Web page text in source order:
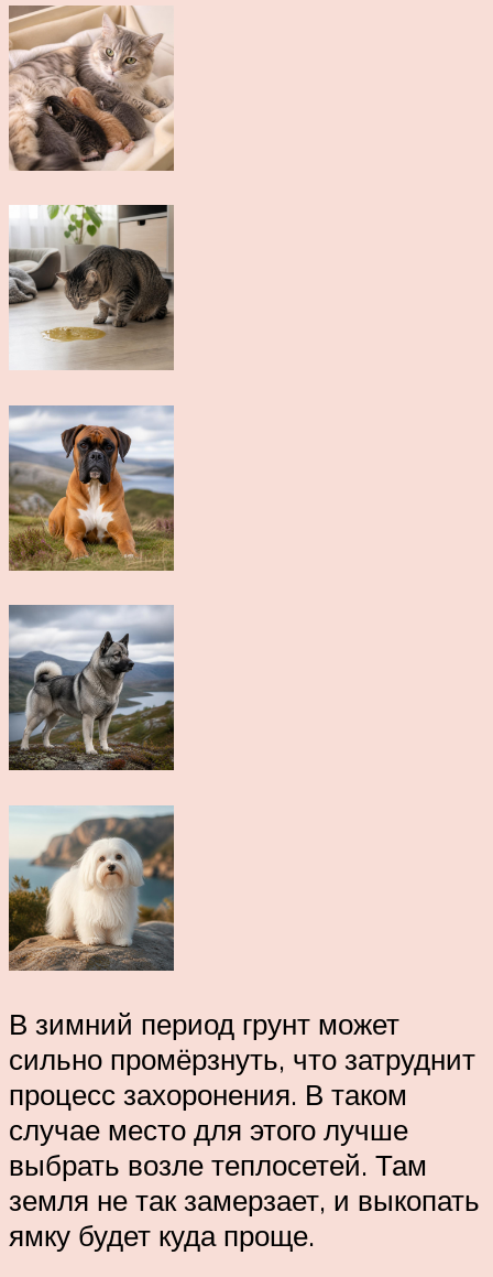
В зимний период грунт может
сильно промёрзнуть, что затруднит
процесс захоронения. В таком
случае место для этого лучше
выбрать возле теплосетей. Там
земля не так замерзает, и выкопать
ямку будет куда проще.